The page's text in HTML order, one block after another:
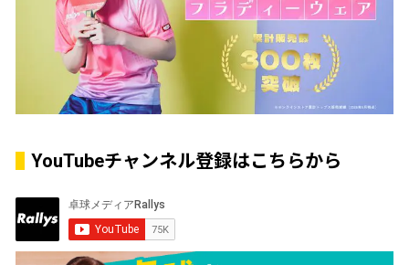
YouTubeチャンネル登録はこちらから